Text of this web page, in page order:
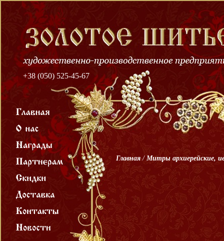
+38 (050) 525-45-67
Главная / Митры архиерейские,